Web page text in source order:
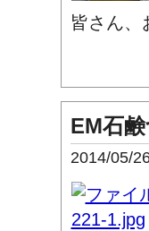
皆さん、
EM石
2014/05/